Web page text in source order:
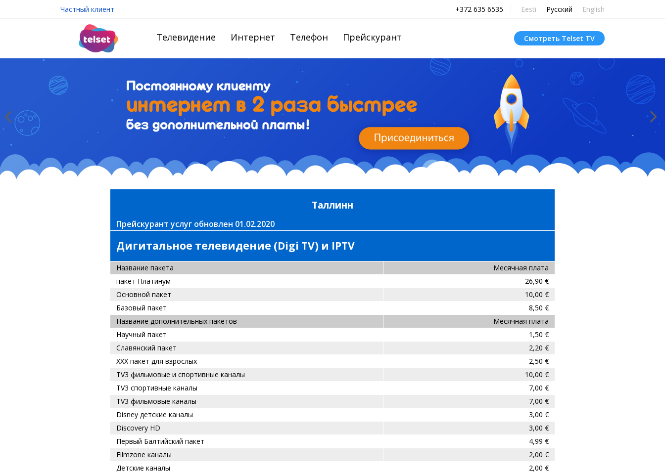
Частный клиент +372 635 6535 Eesti Русский English
Телевидение Интернет Телефон Прейскурант Смотреть Telset TV
Таллинн
Прейскурант услуг обновлен 01.02.2020
Дигитальное телевидение (Digi TV) и IPTV
Название пакета
Месячная плата
пакет Платинум
26,90 €
Основной пакет
10,00 €
Базовый пакет
8,50 €
Название дополнительных пакетов
Месячная плата
Научный пакет
1,50 €
Славянский пакет
2,20 €
XXX пакет для взрослых
2,50 €
TV3 фильмовые и спортивные каналы
10,00 €
TV3 спортивные каналы
7,00 €
TV3 фильмовые каналы
7,00 €
Disney детские каналы
3,00 €
Discovery HD
3,00 €
Первый Балтийский пакет
4,99 €
Filmzone каналы
2,00 €
Детские каналы
2,00 €